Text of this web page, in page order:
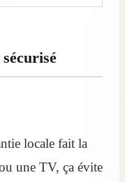
locale fait la
une TV, ça évite